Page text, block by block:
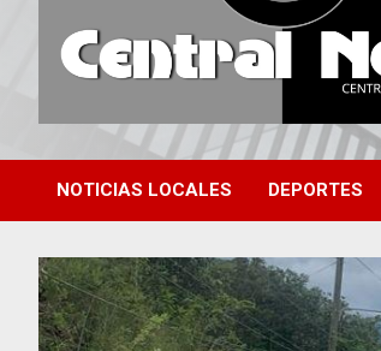
Central News
Central de Noticias
NOTICIAS LOCALES DEPORTES